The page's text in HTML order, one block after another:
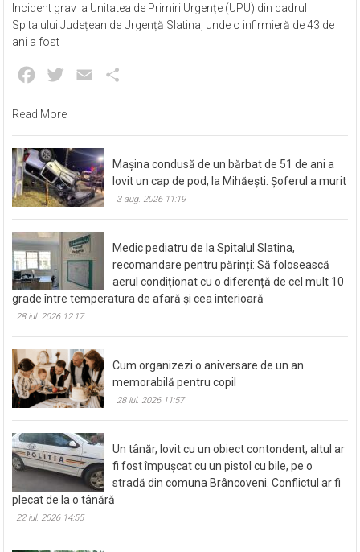
Incident grav la Unitatea de Primiri Urgențe (UPU) din cadrul
Spitalului Județean de Urgență Slatina, unde o infirmieră de 43 de
ani a fost
Facebook
Twitter Email
Read More
Mașina condusă de un bărbat de 51 de ani a
lovit un cap de pod, la Mihăești. Șoferul a murit
3 aug. 2026 11:19
Medic pediatru de la Spitalul Slatina,
recomandare pentru părinți: Să folosească
aerul condiționat cu o diferență de cel mult 10
grade între temperatura de afară și cea interioară
28 iul. 2026 12:17
Cum organizezi o aniversare de un an
memorabilă pentru copil
28 iul. 2026 11:57
Un tânăr, lovit cu un obiect contondent, altul ar
fi fost împușcat cu un pistol cu bile, pe o
stradă din comuna Brâncoveni. Conflictul ar fi
plecat de la o tânără
22 iul. 2026 14:55